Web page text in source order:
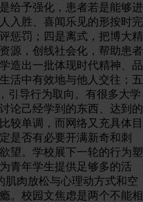
给予强化，患者若是能够进
入胜、喜闻乐见的形按时完
惩罚；四是离式，把博大精
源，创线社会化，帮助患者
造出一批体现时代精神、品
活中有效地与他人交往；五
引导行为取向。有很多大学
论己经学到的东西、达到的
较单调，而网络又充具体目
是否有必要开满新奇和刺
望。学校展下一轮的行为塑
青年学生提供足够多的活
肌肉放松与心理动方式和空
。校园文焦虑是两个不能相